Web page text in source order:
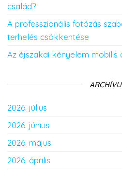
család?
A professzionális fotózás
terhelés csökkentése
Az éjszakai kényelem mobilis
2026. július
2026. június
2026. május
2026. április